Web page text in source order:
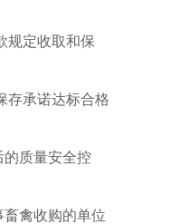
规定收取和保
存承诺达标合格
的质量安全控
禽收购的单位